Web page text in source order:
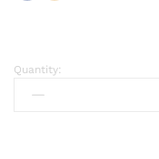
Quantity: